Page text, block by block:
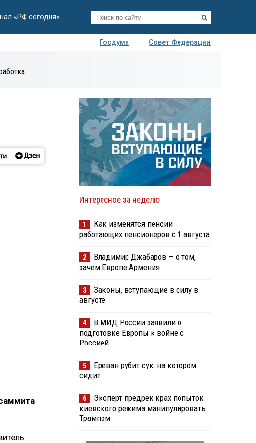
«РФ сегодня»
Госдума
Совет Федерации
экспертиза
Интересное за неделю
1
Как изменятся пенсии
работающих пенсионеров с 1 августа
2
Владимир Джабаров — о том,
зачем Европе Армения
3
Законы, вступающие в силу в
августе
4
В МИД России заявили о
подготовке Европы к войне с
Россией
5
Ереван рубит сук, на котором
сидит
6
Эксперт предрек крах попыток
киевского режима манипулировать
Трампом